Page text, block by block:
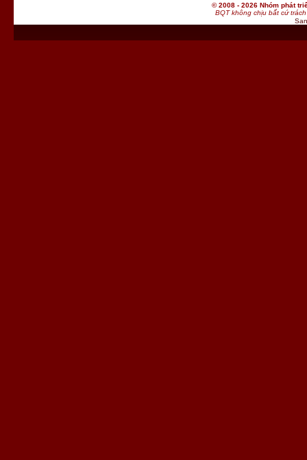
© 2008 - 2026 Nhóm phát
BQT không chịu bất cứ